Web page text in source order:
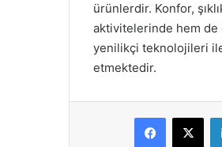
ürünlerdir. Konfor,
aktivitelerinde hem de
yenilikçi teknolojileri
etmektedir.
Facebook
X